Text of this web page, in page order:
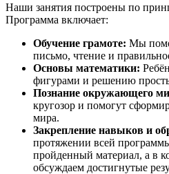
Наши занятия построены по
Программа включает:
Обучение грамоте: Мы
письмо, чтение и
Основы математики:
фигурами и решению
Познание окружающего
кругозор и помогут
мира.
Закрепление навыков и
протяжении всей
пройденный материал, а в
обсуждаем достигнутые